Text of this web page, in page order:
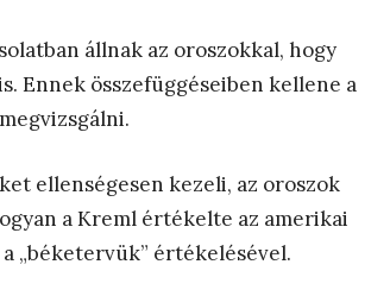
állnak az oroszokkal, hogy
Ennek összefüggéseiben kellene a
ellenségesen kezeli, az oroszok
a Kreml értékelte az amerikai
„béketervük” értékelésével.